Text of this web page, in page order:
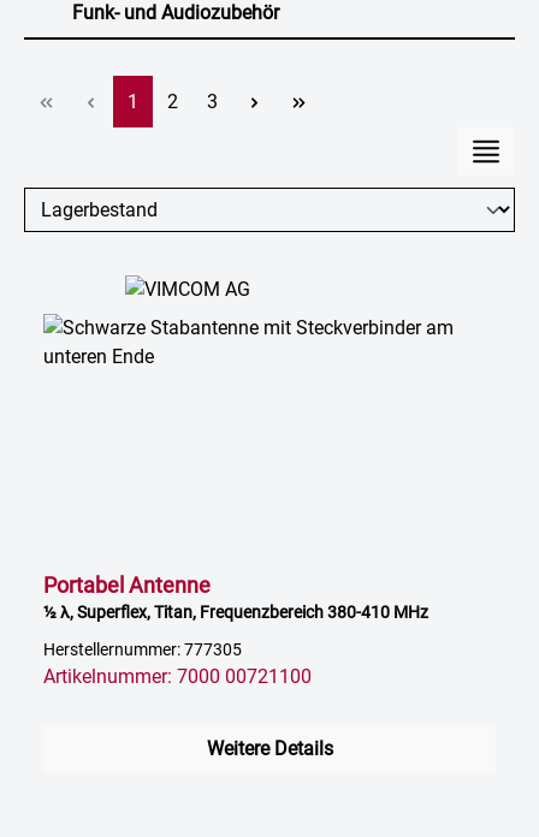
Funk- und Audiozubehör
Seite
1 Seite
2 Seite
3
Portabel Antenne
½ λ, Superflex, Titan, Frequenzbereich 380-410 MHz
Herstellernummer: 777305
Artikelnummer: 7000 00721100
Weitere Details